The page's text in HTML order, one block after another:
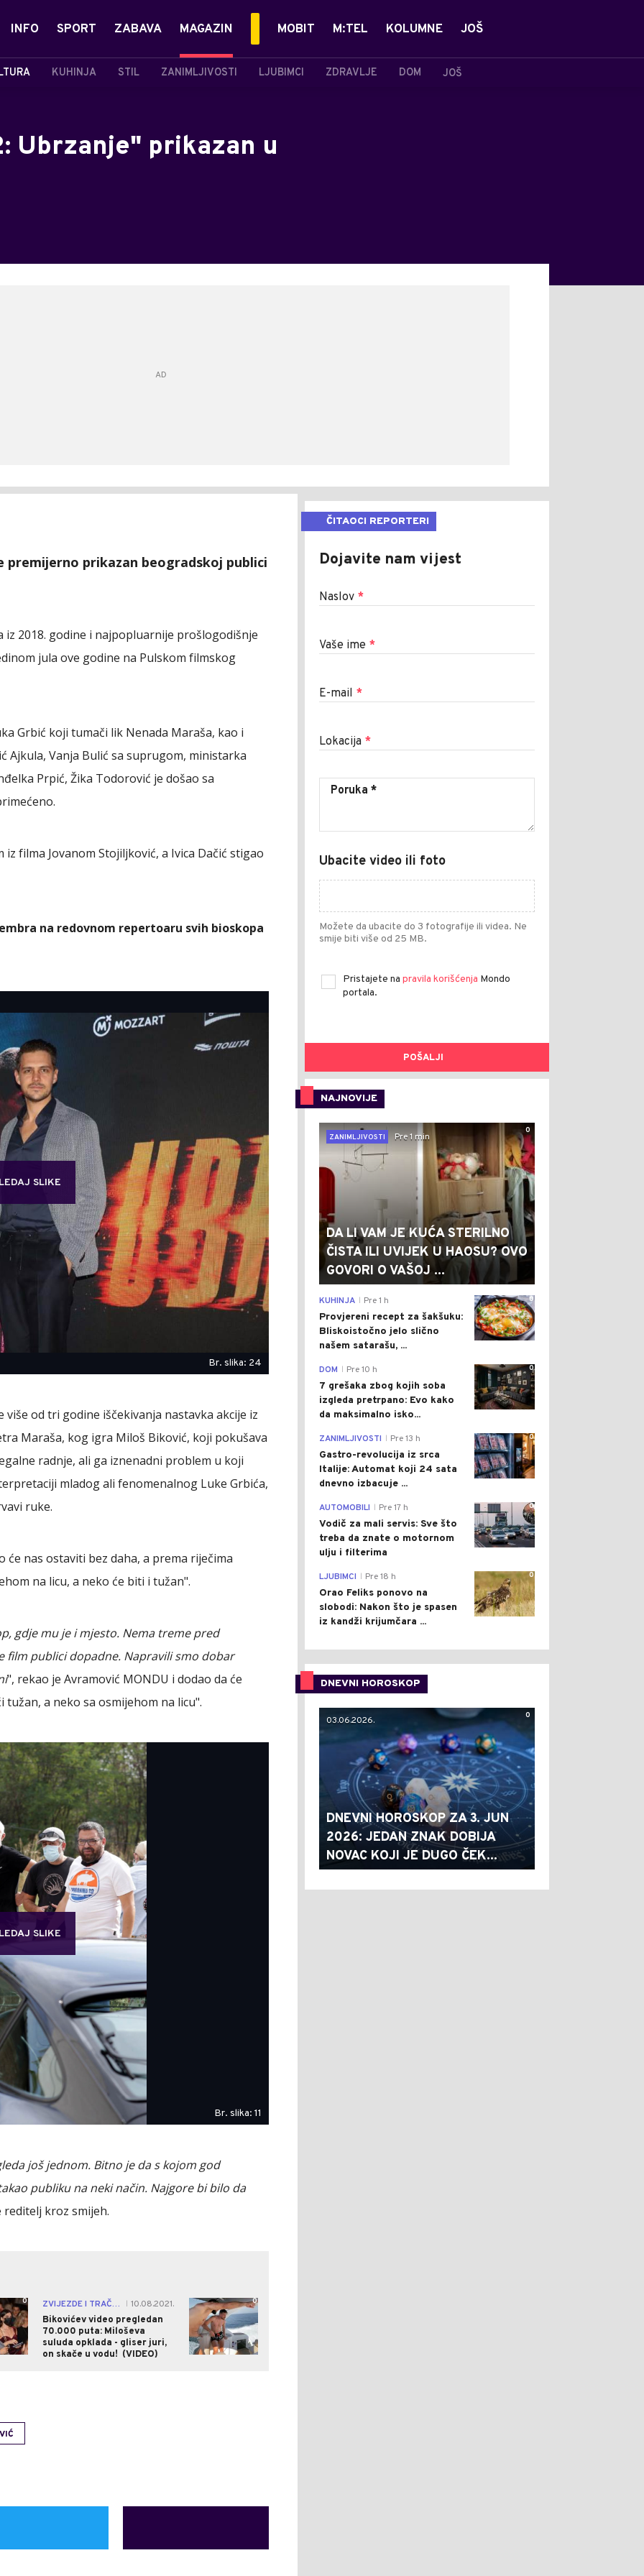
INFO SPORT ZABAVA MAGAZIN
KUHINJA STIL ZANIMLJIVOSTI LJUBIMCI ZDRAVLJE DOM JOŠ
MOBIT M:TEL KOLUMNE JOŠ
Ubrzanje" prikazan u
premijerno prikazan beogradskoj publici
2018. godine i najpopluarnije prošlogodišnje
jula ove godine na Pulskom filmskog
Grbić koji tumači lik Nenada Maraša, kao i
Ajkula, Vanja Bulić sa suprugom, ministarka
Prpić, Žika Todorović je došao sa
filma Jovanom Stojiljković, a Ivica Dačić stigao
na redovnom repertoaru svih bioskopa
SLIKE
Br. slika: 24
više od tri godine iščekivanja nastavka akcije iz
Maraša, kog igra Miloš Biković, koji pokušava
radnje, ali ga iznenadni problem u koji
mladog ali fenomenalnog Luke Grbića,
ruke.
nas ostaviti bez daha, a prema riječima
na licu, a neko će biti i tužan".
gdje mu je i mjesto. Nema treme pred
film publici dopadne. Napravili smo dobar
", rekao je Avramović MONDU i dodao da će
a neko sa osmijehom na licu".
SLIKE
Br. slika: 11
još jednom. Bitno je da s kojom god
publiku na neki način. Najgore bi bilo da
reditelj kroz smijeh.
0 ZVIJEZDE I TRAČEVI
10.08.2021.
Bikovićev video pregledan
70.000 puta: Miloševa
suluda opklada - gliser juri,
on skače u vodu! (VIDEO)
0
ČITAOCI REPORTERI
Dojavite nam vijest
Naslov *
Vaše ime *
E-mail *
Lokacija *
Ubacite video ili foto
Možete da ubacite do 3 fotografije ili videa. Ne
smije biti više od 25 MB.
Pristajete na pravila korišćenja Mondo
portala.
POŠALJI
NAJNOVIJE
0
ZANIMLJIVOSTI
Pre 1 min
DA LI VAM JE KUĆA STERILNO
ČISTA ILI UVIJEK U HAOSU? OVO
GOVORI O VAŠOJ ...
0
KUHINJA Pre 1 h
Provjereni recept za šakšuku:
Bliskoistočno jelo slično
našem satarašu, ...
0
DOM Pre 10 h
7 grešaka zbog kojih soba
izgleda pretrpano: Evo kako
da maksimalno isko...
0
ZANIMLJIVOSTI Pre 13 h
Gastro-revolucija iz srca
Italije: Automat koji 24 sata
dnevno izbacuje ...
0
AUTOMOBILI Pre 17 h
Vodič za mali servis: Sve što
treba da znate o motornom
ulju i filterima
0
LJUBIMCI Pre 18 h
Orao Feliks ponovo na
slobodi: Nakon što je spasen
iz kandži krijumčara ...
DNEVNI HOROSKOP
0
03.06.2026.
DNEVNI HOROSKOP ZA 3. JUN
2026: JEDAN ZNAK DOBIJA
NOVAC KOJI JE DUGO ČEK...